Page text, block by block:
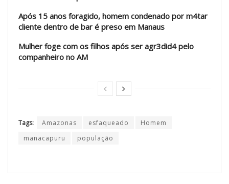
Após 15 anos foragido, homem condenado por m4tar
cliente dentro de bar é preso em Manaus
Mulher foge com os filhos após ser agr3did4 pelo
companheiro no AM
Tags: Amazonas esfaqueado
Homem
manacapuru
população